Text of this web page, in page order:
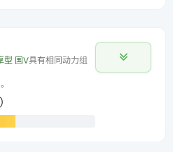
型 国V具有相同动力组